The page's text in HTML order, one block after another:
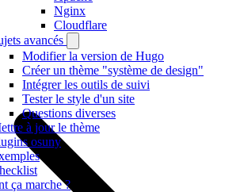
Nginx
Cloudflare
avancés
Modifier la version de Hugo
Créer un thème "système de design"
Intégrer les outils de suivi
Tester le style d'un site
Questions diverses
à jour le thème
osuny
ça marche ?